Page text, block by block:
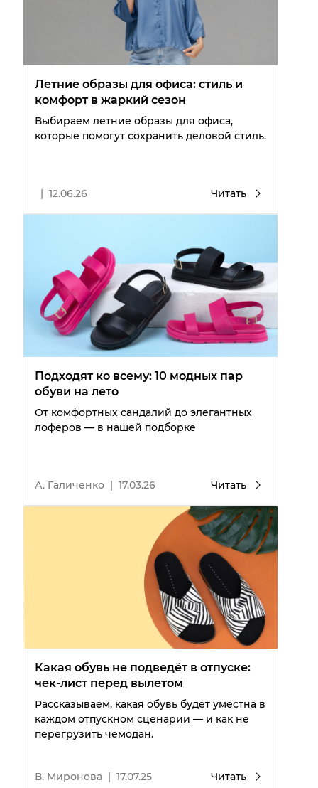
Летние образы для офиса: стиль и
комфорт в жаркий сезон
Выбираем летние образы для офиса,
которые помогут сохранить деловой стиль.
| 12.06.26 Читать
Подходят ко всему: 10 модных пар
обуви на лето
От комфортных сандалий до элегантных
лоферов — в нашей подборке
А. Галиченко | 17.03.26 Читать
Какая обувь не подведёт в отпуске:
чек-лист перед вылетом
Рассказываем, какая обувь будет уместна в
каждом отпускном сценарии — и как не
перегрузить чемодан.
В. Миронова | 17.07.25 Читать